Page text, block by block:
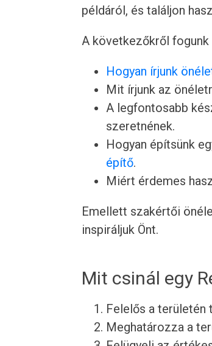
példáról, és találjon
A következőkről fogunk
Hogyan írjunk
Mit írjunk az
A legfontosabb
szeretnének.
Hogyan építsünk
építő.
Miért érdemes
Emellett szakértői
inspiráljuk Önt.
Mit csinál egy
Felelős a
Meghatározza a